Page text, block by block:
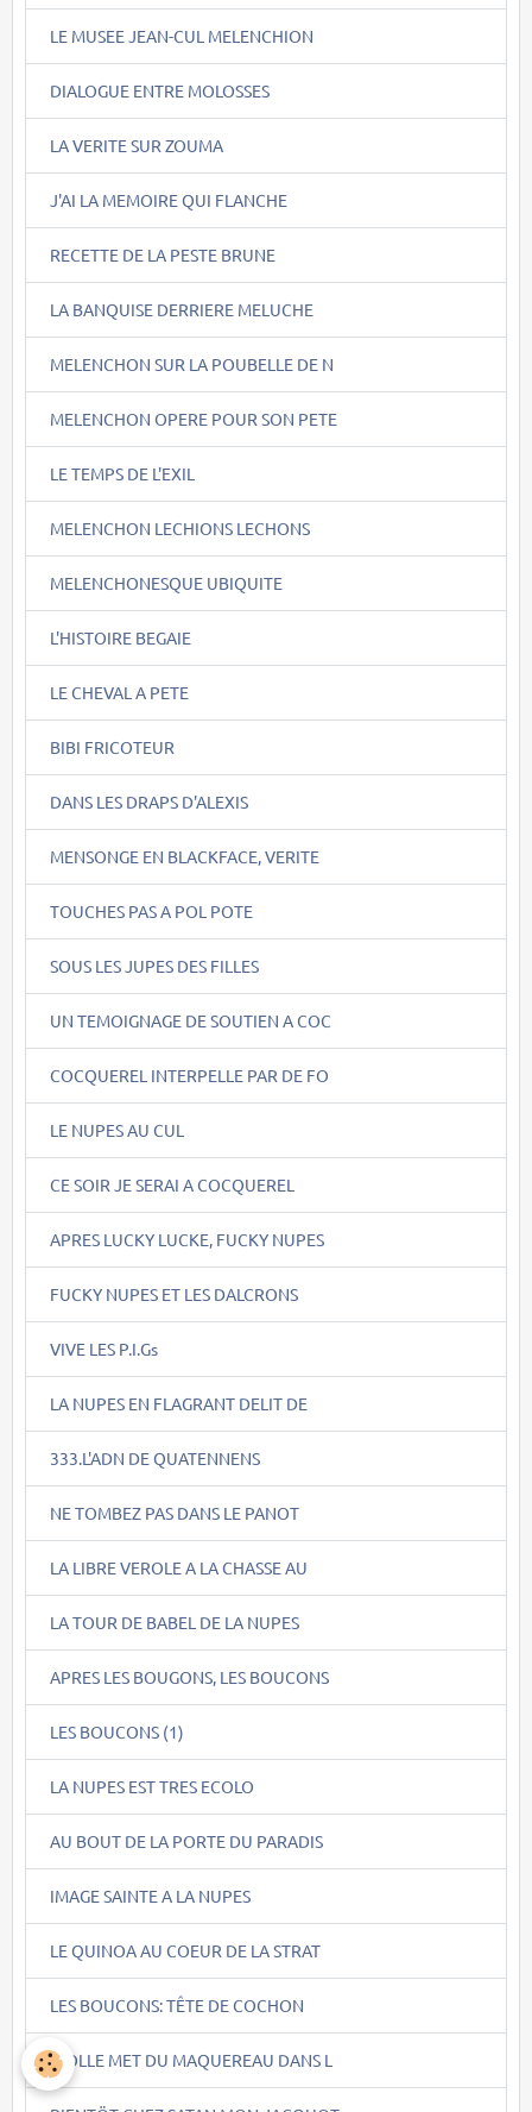
LE MUSEE JEAN-CUL MELENCHION
DIALOGUE ENTRE MOLOSSES
LA VERITE SUR ZOUMA
J'AI LA MEMOIRE QUI FLANCHE
RECETTE DE LA PESTE BRUNE
LA BANQUISE DERRIERE MELUCHE
MELENCHON SUR LA POUBELLE DE N
MELENCHON OPERE POUR SON PETE
LE TEMPS DE L'EXIL
MELENCHON LECHIONS LECHONS
MELENCHONESQUE UBIQUITE
L'HISTOIRE BEGAIE
LE CHEVAL A PETE
BIBI FRICOTEUR
DANS LES DRAPS D'ALEXIS
MENSONGE EN BLACKFACE, VERITE
TOUCHES PAS A POL POTE
SOUS LES JUPES DES FILLES
UN TEMOIGNAGE DE SOUTIEN A COC
COCQUEREL INTERPELLE PAR DE FO
LE NUPES AU CUL
CE SOIR JE SERAI A COCQUEREL
APRES LUCKY LUCKE, FUCKY NUPES
FUCKY NUPES ET LES DALCRONS
VIVE LES P.I.Gs
LA NUPES EN FLAGRANT DELIT DE
333.L'ADN DE QUATENNENS
NE TOMBEZ PAS DANS LE PANOT
LA LIBRE VEROLE A LA CHASSE AU
LA TOUR DE BABEL DE LA NUPES
APRES LES BOUGONS, LES BOUCONS
LES BOUCONS (1)
LA NUPES EST TRES ECOLO
AU BOUT DE LA PORTE DU PARADIS
IMAGE SAINTE A LA NUPES
LE QUINOA AU COEUR DE LA STRAT
LES BOUCONS: TÊTE DE COCHON
PIOLLE MET DU MAQUEREAU DANS L